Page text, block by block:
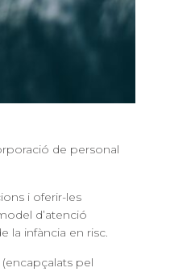
de personal
i oferir-les
d’atenció
la infància en risc.
pel